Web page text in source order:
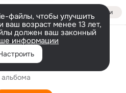
Войти
файлы, чтобы улучшить
ваш возраст менее 13 лет,
должен ваш законный
информации
NORTE
альбома